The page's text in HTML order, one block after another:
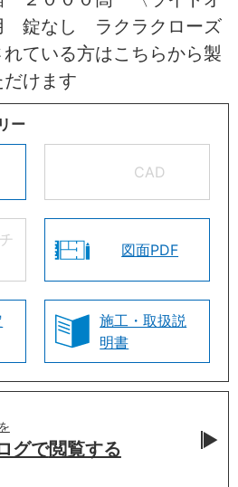
錠なし ラクラクローズ
ている方はこちらから製
けます
ー
CAD
図面PDF
施工・取扱説
明書
グで閲覧する